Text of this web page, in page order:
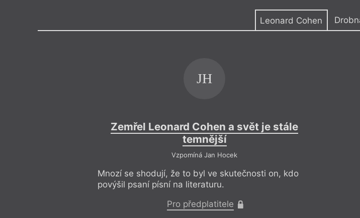
Leonard Cohen
JH
Zemřel Leonard Cohen a svět je stále
temnější
Vzpomíná Jan Hocek
Mnozí se shodují, že to byl ve skutečnosti on, kdo
povýšil psaní písní na literaturu.
Pro předplatitele